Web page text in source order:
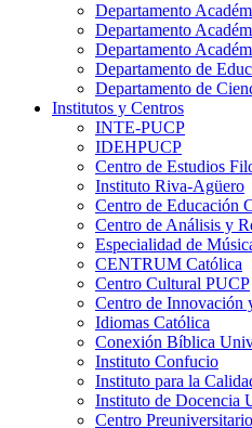
Departamento
Departamento
Departamento
Departamento de
Departamento de
Institutos y Centros
INTE-PUCP
IDEHPUCP
Centro de Estudios
Instituto Riva-Agüero
Centro de Educación
Centro de Análisis y
Especialidad de
CENTRUM Católica
Centro Cultural PUCP
Centro de Innovación
Idiomas Católica
Conexión Bíblica
Instituto Confucio
Instituto para la
Instituto de Docencia
Centro